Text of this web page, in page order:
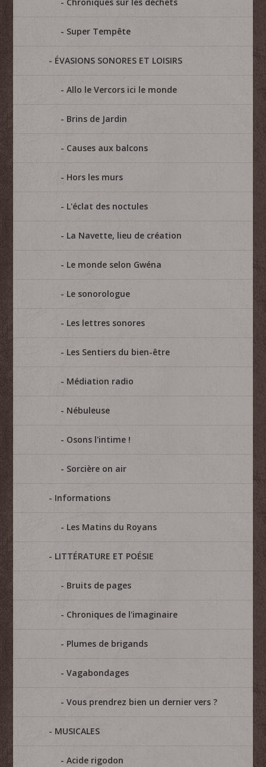
Super Tempête
ÉVASIONS SONORES ET LOISIRS
Allo le Vercors ici le monde
Brins de Jardin
Causes aux balcons
Hors les murs
L'éclat des noctules
La Navette, lieu de création
Le monde selon Gwéna
Le sonorologue
Les lettres sonores
Les Sentiers du bien-être
Médiation radio
Nébuleuse
Osons l'intime !
Sorcière on air
Informations
Les Matins du Royans
LITTÉRATURE ET POÉSIE
Bruits de pages
Chroniques de l'imaginaire
Plumes de brigands
Vagabondages
Vous prendrez bien un dernier vers ?
MUSICALES
Acide rigodon